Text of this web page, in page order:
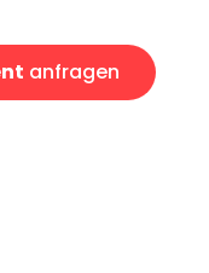
anfragen